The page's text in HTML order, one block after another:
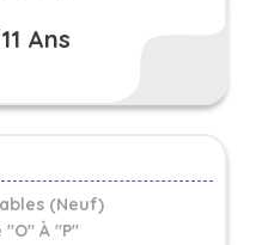
Ans
(Neuf)
À "P"